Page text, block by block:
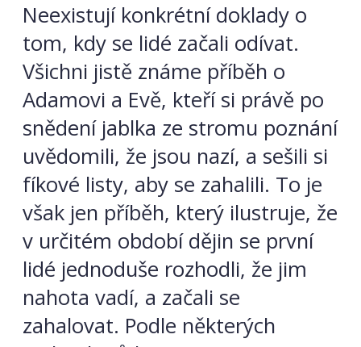
Neexistují konkrétní doklady o
tom, kdy se lidé začali odívat.
Všichni jistě známe příběh o
Adamovi a Evě, kteří si právě po
snědení jablka ze stromu poznání
uvědomili, že jsou nazí, a sešili si
fíkové listy, aby se zahalili. To je
však jen příběh, který ilustruje, že
v určitém období dějin se první
lidé jednoduše rozhodli, že jim
nahota vadí, a začali se
zahalovat. Podle některých